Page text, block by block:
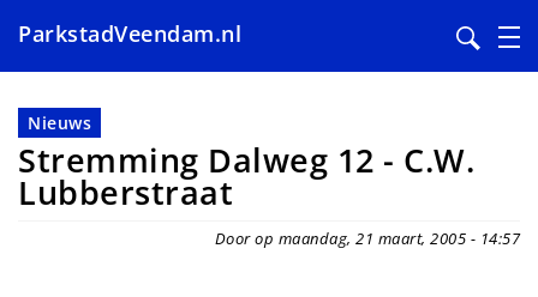
en
naar
de
inhoud
ParkstadVeendam.nl
Nieuws
Stremming Dalweg 12 - C.W.
Lubberstraat
Door op maandag, 21 maart, 2005 - 14:57